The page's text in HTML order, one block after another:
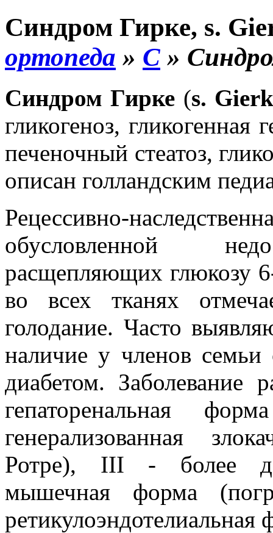
Синдром Гирке, s.
ортопеда » С »
Синдром Гирке (s.
гликогеноз, гликогенная
печеночный стеатоз,
описан голландским
Рецессивно-
обусловленной
расщепляющих глюкозу
во всех тканях
голодание. Часто
наличие у членов семьи
диабетом.
гепаторенальная
генерализованная
Ротре), III - более
мышечная форма